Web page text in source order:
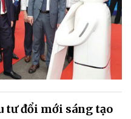
tư đổi mới sáng tạo